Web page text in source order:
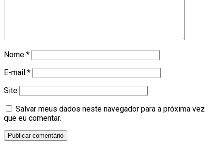
Nome *
E-mail *
Site
Salvar meus dados neste navegador para a próxima vez
que eu comentar.